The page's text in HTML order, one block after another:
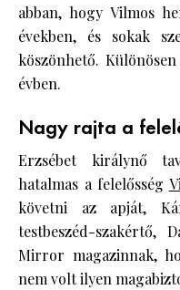
abban, hogy Vilmos
években, és sokak
köszönhető.
évben.
Nagy rajta a
Erzsébet királynő
hatalmas a felelősség
követni az apját,
testbeszéd-szakértő,
Mirror magazinnak,
nem volt ilyen